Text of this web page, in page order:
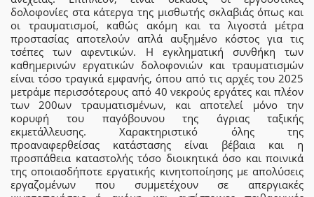
δολοφονίες στα κάτεργα της μισθωτής σκλαβιάς όπως και
οι τραυματισμοί, καθώς ακόμη και τα λιγοστά μέτρα
προστασίας αποτελούν απλά αυξημένο κόστος για τις
τσέπες των αφεντικών. Η εγκληματική συνθήκη των
καθημερινών εργατικών δολοφονιών και τραυματισμών
είναι τόσο τραγικά εμφανής, όπου από τις αρχές του 2025
μετράμε περισσότερους από 40 νεκρούς εργάτες και πλέον
των 200ων τραυματισμένων, και αποτελεί μόνο την
κορυφή του παγόβουνου της άγριας ταξικής
εκμετάλλευσης. Χαρακτηριστικό όλης της
προαναφερθείσας κατάστασης είναι βέβαια και η
προσπάθεια καταστολής τόσο διοικητικά όσο και ποινικά
της οποιασδήποτε εργατικής κινητοποίησης με απολύσεις
εργαζομένων που συμμετέχουν σε απεργιακές